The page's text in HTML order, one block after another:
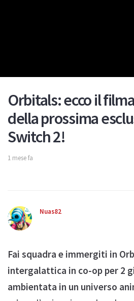
Orbitals: ecco il
della prossima
Switch 2!
1 mese fa
Nuas82
Fai squadra e immergiti in
intergalattica in co-op per 2
ambientata in un universo